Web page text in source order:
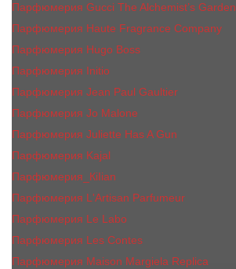
Парфюмерия Gucci The Alchemist’s Garden.
Парфюмерия Haute Fragrance Company
Парфюмерия Hugo Boss
Парфюмерия Initio
Парфюмерия Jean Paul Gaultier
Парфюмерия Jо Malоnе
Парфюмерия Juliette Has A Gun
Парфюмерия Kajal
Парфюмерия_КiIiаn
Парфюмерия L'Artisan Parfumeur
Парфюмерия Le Labo
Парфюмерия Les Contes
Парфюмерия Maison Margiela Replica